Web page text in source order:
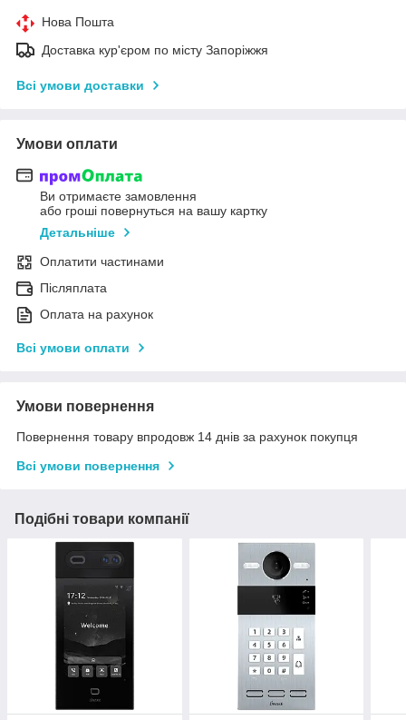
Нова Пошта
Доставка кур'єром по місту Запоріжжя
Всі умови доставки
Умови оплати
Ви отримаєте замовлення
або гроші повернуться на вашу картку
Детальніше
Оплатити частинами
Післяплата
Оплата на рахунок
Всі умови оплати
Умови повернення
Повернення товару впродовж 14 днів за рахунок покупця
Всі умови повернення
Подібні товари компанії